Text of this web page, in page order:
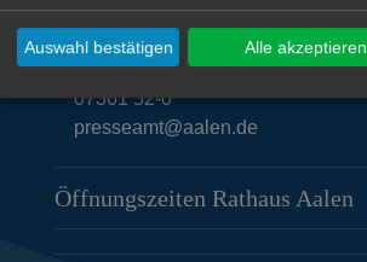
Marktplatz 30
73430Aalen
07361 52-0
presseamt@aalen.de
Öffnungszeiten Rathaus Aalen
Auswahl bestätigen Alle akzeptieren